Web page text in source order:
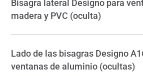
Bisagra lateral Designo para
madera y PVC (oculta)
Lado de las bisagras Designo
ventanas de aluminio (ocultas)